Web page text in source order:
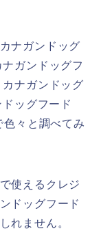
ナガンドッグ
ガンドッグフ
ナガンドッグ
ッグフード
々と調べてみ
使えるクレジ
ドッグフード
れません。